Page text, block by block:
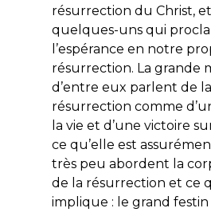
résurrection du Christ, et
quelques-uns qui
l’espérance en notre
résurrection. La grande
d’entre eux parlent de la
résurrection comme
la vie et d’une victoire
ce qu’elle est
très peu abordent la
de la résurrection et ce
implique : le grand